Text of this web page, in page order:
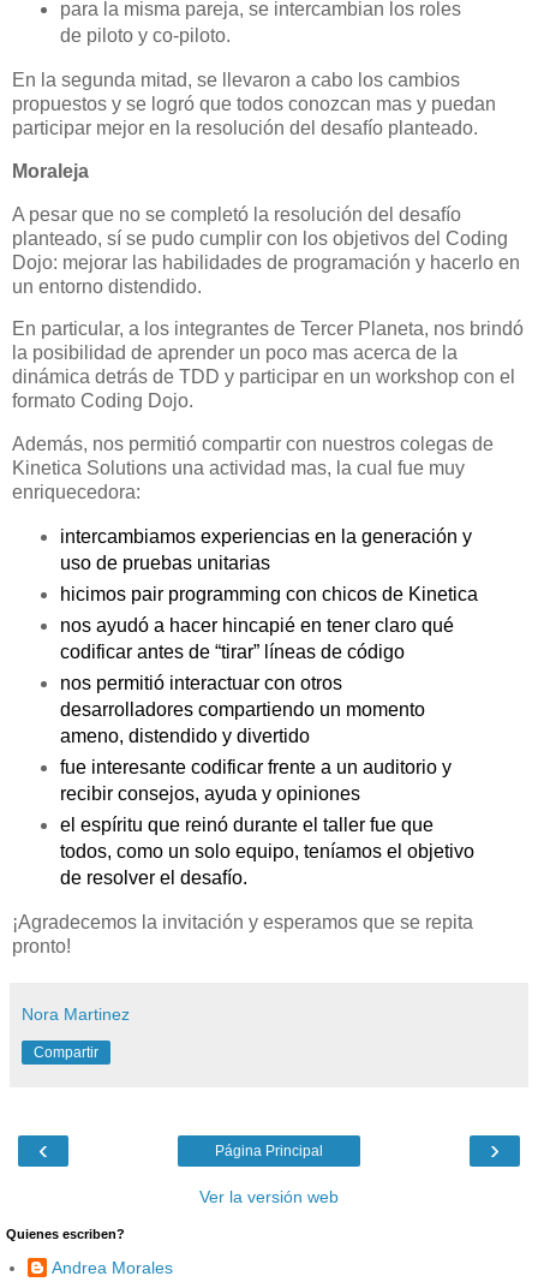
para la misma pareja, se intercambian los roles
de piloto y co-piloto.
En la segunda mitad, se llevaron a cabo los cambios
propuestos y se logró que todos conozcan mas y puedan
participar mejor en la resolución del desafío planteado.
Moraleja
A pesar que no se completó la resolución del desafío
planteado, sí se pudo cumplir con los objetivos del Coding
Dojo: mejorar las habilidades de programación y hacerlo en
un entorno distendido.
En particular, a los integrantes de Tercer Planeta, nos brindó
la posibilidad de aprender un poco mas acerca de la
dinámica detrás de TDD y participar en un workshop con el
formato Coding Dojo.
Además, nos permitió compartir con nuestros colegas de
Kinetica Solutions una actividad mas, la cual fue muy
enriquecedora:
intercambiamos experiencias en la generación y
uso de pruebas unitarias
hicimos pair programming con chicos de Kinetica
nos ayudó a hacer hincapié en tener claro qué
codificar antes de “tirar” líneas de código
nos permitió interactuar con otros
desarrolladores compartiendo un momento
ameno, distendido y divertido
fue interesante codificar frente a un auditorio y
recibir consejos, ayuda y opiniones
el espíritu que reinó durante el taller fue que
todos, como un solo equipo, teníamos el objetivo
de resolver el desafío.
¡Agradecemos la invitación y esperamos que se repita
pronto!
Nora Martinez
Compartir
‹ ›
Página Principal
Ver la versión web
Quienes escriben?
Andrea Morales